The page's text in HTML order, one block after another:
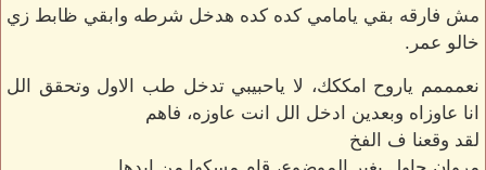
مش فارقه بقي يامامي كده كده هدخل شرطه وابقي ظابط زي
خالو عمر.
نعمممم ياروح امككك، لا ياحبيبي تدخل طب الاول وتحقق الل
انا عاوزاه وبعدين ادخل الل انت عاوزه، فاهم
لقد وقعنا ف الفخ